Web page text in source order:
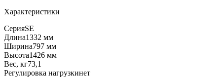
Характеристики
СерияSE
Длина1332 мм
Ширина797 мм
Высота1426 мм
Вес, кг73,1
Регулировка нагрузкинет